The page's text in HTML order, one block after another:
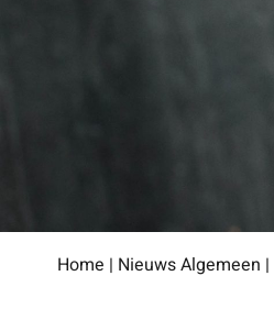
Home | Nieuws Algemeen |